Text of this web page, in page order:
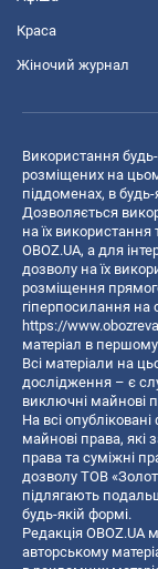
Краса
Жіночий журнал
Використання будь-
розміщених на
піддоменах, в
Дозволяється
на їх
OBOZ.UA, а для
дозволу на їх
розміщення
гіперпосилання на
https://
матеріал в першому
Всі матеріали на
дослідження – є
виключні майнові
На всі
майнові права, які
права та суміжні
дозволу ТОВ
підлягають
будь-якій формі.
Редакція OBOZ.UA
авторському